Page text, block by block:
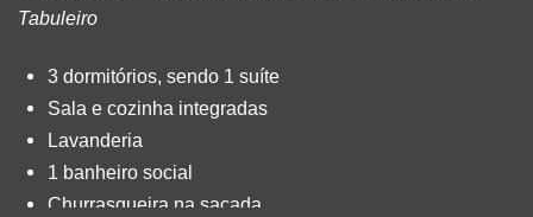
Tabuleiro
3 dormitórios, sendo 1 suíte
Sala e cozinha integradas
Lavanderia
1 banheiro social
Churrasqueira na sacada